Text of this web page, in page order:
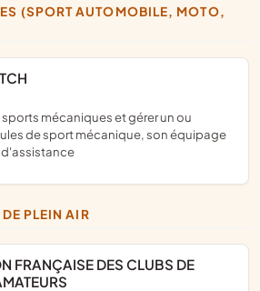
de sport mécanique, son équipage
DE PLEIN AIR